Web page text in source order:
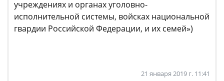
учреждениях и органах уголовно-
исполнительной системы, войсках национальной
гвардии Российской Федерации, и их семей»)
21 января 2019 г. 11:41